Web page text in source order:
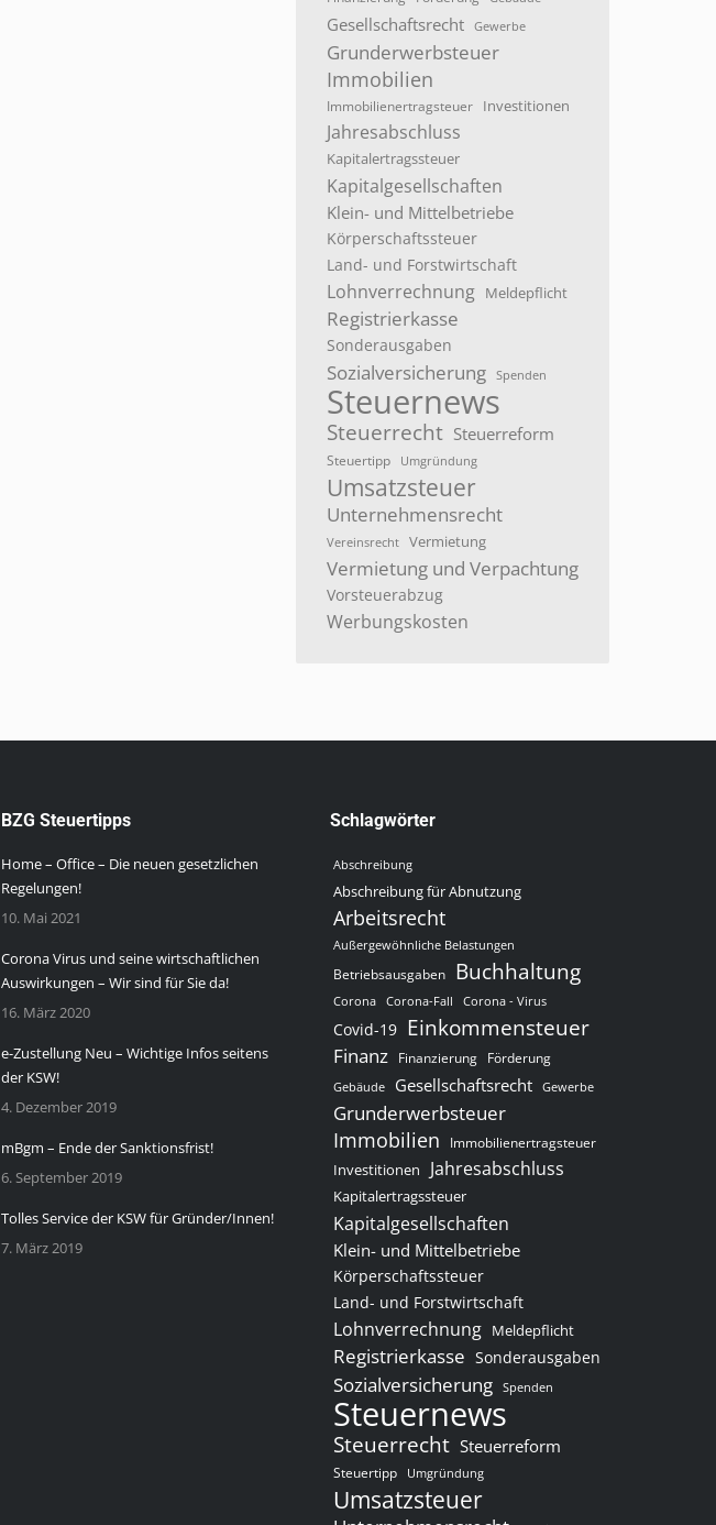
Gesellschaftsrecht Gewerbe
Grunderwerbsteuer
Immobilien
Immobilienertragsteuer Investitionen
Jahresabschluss
Kapitalertragssteuer
Kapitalgesellschaften
Klein- und Mittelbetriebe
Körperschaftssteuer
Land- und Forstwirtschaft
Lohnverrechnung Meldepflicht
Registrierkasse
Sonderausgaben
Sozialversicherung Spenden
Steuernews
Steuerrecht Steuerreform
Steuertipp Umgründung
Umsatzsteuer
Unternehmensrecht
Vereinsrecht Vermietung
Vermietung und Verpachtung
Vorsteuerabzug
Werbungskosten
BZG Steuertipps
Home – Office – Die neuen gesetzlichen
Regelungen!
10. Mai 2021
Corona Virus und seine wirtschaftlichen
Auswirkungen – Wir sind für Sie da!
16. März 2020
e-Zustellung Neu – Wichtige Infos seitens
der KSW!
4. Dezember 2019
mBgm – Ende der Sanktionsfrist!
6. September 2019
Tolles Service der KSW für Gründer/Innen!
7. März 2019
Schlagwörter
Abschreibung
Abschreibung für Abnutzung
Arbeitsrecht
Außergewöhnliche Belastungen
Betriebsausgaben Buchhaltung
Corona Corona-Fall Corona - Virus
Covid-19 Einkommensteuer
Finanz Finanzierung Förderung
Gebäude Gesellschaftsrecht Gewerbe
Grunderwerbsteuer
Immobilien Immobilienertragsteuer
Investitionen Jahresabschluss
Kapitalertragssteuer
Kapitalgesellschaften
Klein- und Mittelbetriebe
Körperschaftssteuer
Land- und Forstwirtschaft
Lohnverrechnung Meldepflicht
Registrierkasse Sonderausgaben
Sozialversicherung Spenden
Steuernews
Steuerrecht Steuerreform
Steuertipp Umgründung
Umsatzsteuer